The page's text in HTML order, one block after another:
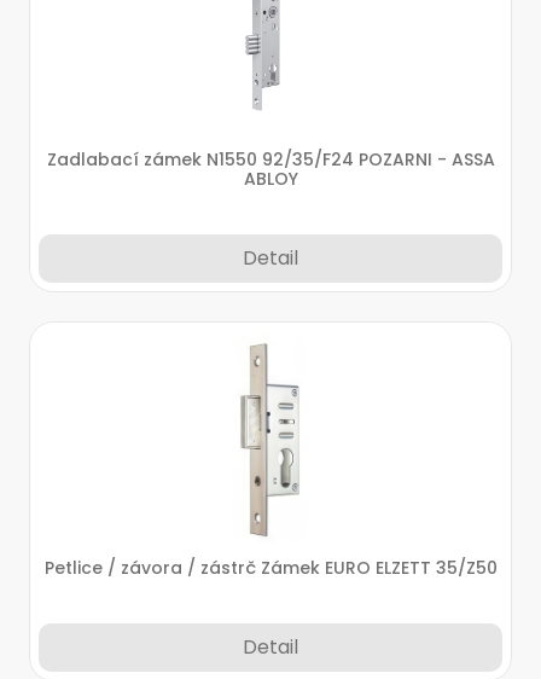
Zadlabací zámek N1550 92/35/F24 POZARNI - ASSA
ABLOY
Detail
Petlice / závora / zástrč Zámek EURO ELZETT 35/Z50
Detail